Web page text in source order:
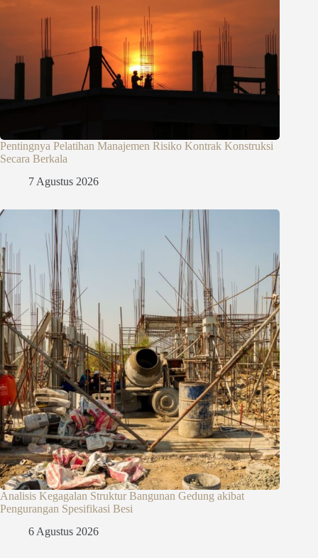
Pentingnya Pelatihan Manajemen Risiko Kontrak Konstruksi
Secara Berkala
7 Agustus 2026
Analisis Kegagalan Struktur Bangunan Gedung akibat
Pengurangan Spesifikasi Besi
6 Agustus 2026